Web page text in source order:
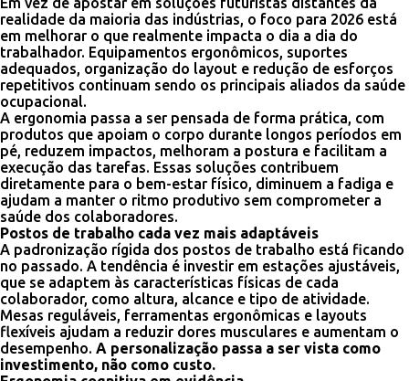
realidade da maioria das indústrias, o foco para 2026 está
em melhorar o que realmente impacta o dia a dia do
trabalhador. Equipamentos ergonômicos, suportes
adequados, organização do layout e redução de esforços
repetitivos continuam sendo os principais aliados da saúde
ocupacional.
A ergonomia passa a ser pensada de forma prática, com
produtos que apoiam o corpo durante longos períodos em
pé, reduzem impactos, melhoram a postura e facilitam a
execução das tarefas. Essas soluções contribuem
diretamente para o bem-estar físico, diminuem a fadiga e
ajudam a manter o ritmo produtivo sem comprometer a
saúde dos colaboradores.
Postos de trabalho cada vez mais adaptáveis
A padronização rígida dos postos de trabalho está ficando
no passado. A tendência é investir em estações ajustáveis,
que se adaptem às características físicas de cada
colaborador, como altura, alcance e tipo de atividade.
Mesas reguláveis, ferramentas ergonômicas e layouts
flexíveis ajudam a reduzir dores musculares e aumentam o
desempenho. A personalização passa a ser vista como
investimento, não como custo.